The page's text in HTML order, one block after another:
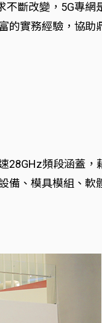
斷改變，5G專網
的實務經驗，協助
28GHz頻段涵蓋，
備、模具模組、軟